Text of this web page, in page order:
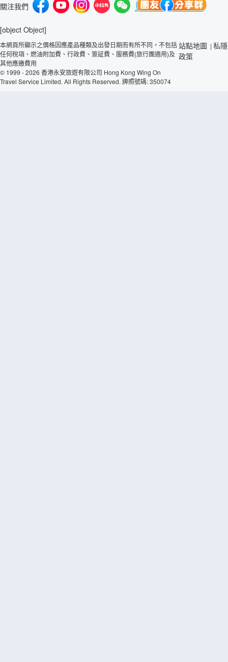
關注我們
[object Object]
本網頁所顯示之價格因應產品種類及出發日期而有所不同，不包括
任何稅項、燃油附加費、行政費、簽証費、服務費(旅行團適用)及
其他應繳費用
© 1999 - 2026 香港永安旅遊有限公司 Hong Kong Wing On
Travel Service Limited. All Rights Reserved. 牌照號碼: 350074
站點地圖 | 私隱
政策